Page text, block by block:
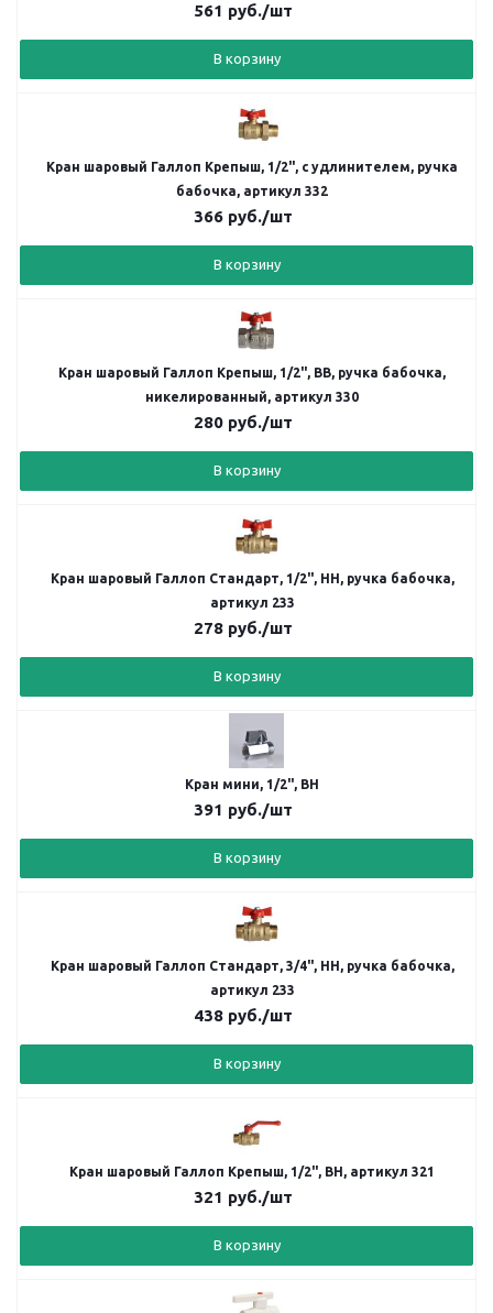
561 руб./шт
В корзину
Кран шаровый Галлоп Крепыш, 1/2", с удлинителем, ручка
бабочка, артикул 332
366руб./шт
В корзину
Кран шаровый Галлоп Крепыш, 1/2", ВВ, ручка бабочка,
никелированный, артикул 330
280руб./шт
В корзину
Кран шаровый Галлоп Стандарт, 1/2", НН, ручка бабочка,
артикул 233
278руб./шт
В корзину
Кран мини, 1/2", ВН
391 руб./шт
В корзину
Кран шаровый Галлоп Стандарт, 3/4", НН, ручка бабочка,
артикул 233
438руб./шт
В корзину
Кран шаровый Галлоп Крепыш, 1/2", ВН, артикул 321
321 руб./шт
В корзину